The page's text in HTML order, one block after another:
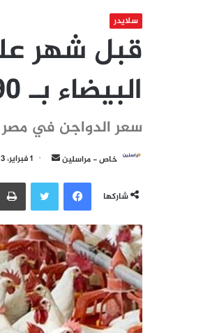
سلايدر
قبل شهر
البيضاء بـ 90 جنيها
سعر الدواجن في مصر
خاص - مراسلين
أرسل
إلكترونيا
1 فبراير، 2023
شاركها
فيسبوكتويتر